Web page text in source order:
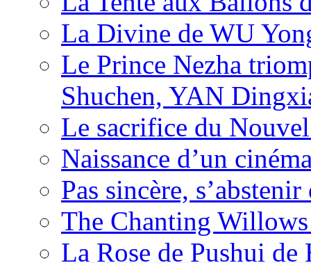
La Divine de WU
Le Prince Nezha
Shuchen, YAN
Le sacrifice du
Naissance d’un
Pas sincère,
The Chanting
La Rose de Pushui de